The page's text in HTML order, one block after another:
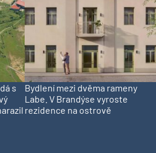
s
Bydlení mezi dvěma rameny
Labe. V Brandýse vyroste
rezidence na ostrově